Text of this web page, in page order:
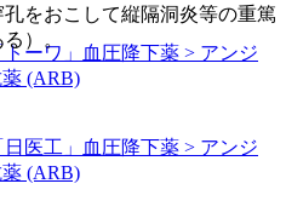
ーワ」
血圧降下薬 > アンジ
(ARB)
医工」
血圧降下薬 > アンジ
(ARB)
をおこして縦隔洞炎等の重篤
）。